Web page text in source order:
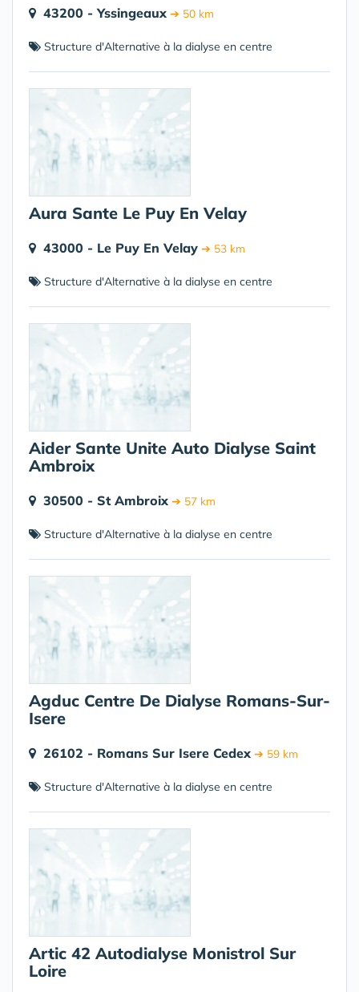
43200 - Yssingeaux ➔ 50 km
Structure d'Alternative à la dialyse en centre
Aura Sante Le Puy En Velay
43000 - Le Puy En Velay ➔ 53 km
Structure d'Alternative à la dialyse en centre
Aider Sante Unite Auto Dialyse Saint
Ambroix
30500 - St Ambroix ➔ 57 km
Structure d'Alternative à la dialyse en centre
Agduc Centre De Dialyse Romans-Sur-
Isere
26102 - Romans Sur Isere Cedex ➔ 59 km
Structure d'Alternative à la dialyse en centre
Artic 42 Autodialyse Monistrol Sur
Loire